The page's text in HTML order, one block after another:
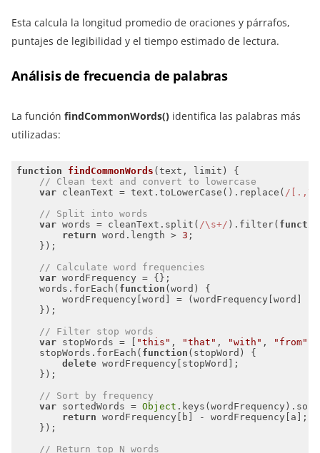
Esta calcula la longitud promedio de oraciones y párrafos,
puntajes de legibilidad y el tiempo estimado de lectura.
Análisis de frecuencia de palabras
La función findCommonWords() identifica las palabras más
utilizadas:
function findCommonWords ( text, limit )
// Clean text and convert to lowercase
var cleanText = text.toLowerCase().replace( /[.,\/
// Split into words
var words = cleanText.split( /\s+/ ).filter(
return word.length > 3
// Calculate word frequencies
var
words.forEach( function ( word )
wordFrequency[word] = (wordFrequency[word]
// Filter stop words
var stopWords = [ "this" , "that" , "with" , "from"
stopWords.forEach( function ( stopWord )
delete
// Sort by frequency
var sortedWords = Object
return
// Return top N words